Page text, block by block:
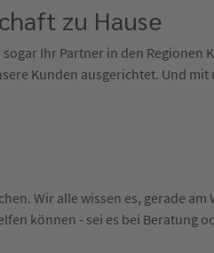
zu Hause
Ihr Partner in den Regionen
Kunden ausgerichtet. Und
Wir alle wissen es, gerade
können - sei es bei Beratung